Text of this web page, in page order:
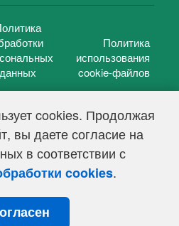
cookies. Продолжая
вы даете согласие на
в соответствии с
cookies.
данных
Политика
использования
cookie-файлов
— 2026 г.
СМИ Эл № ФС 77-39848, выдано
в сфере связи,
и массовых коммуникаций